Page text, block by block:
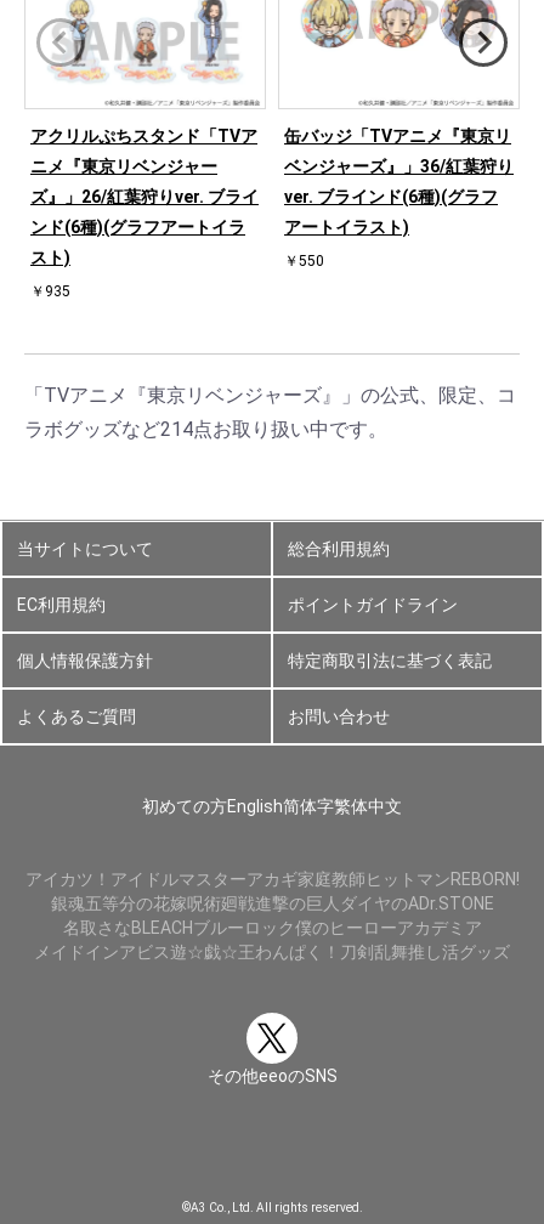
アクリルぷちスタンド「TVア
ニメ『東京リベンジャー
ズ』」26/紅葉狩りver. ブライ
ンド(6種)(グラフアートイラ
スト)
￥935
缶バッジ「TVアニメ『東京リ
ベンジャーズ』」36/紅葉狩り
ver. ブラインド(6種)(グラフ
アートイラスト)
￥550
「TVアニメ『東京リベンジャーズ』」の公式、限定、コ
ラボグッズなど214点お取り扱い中です。
当サイトについて 総合利用規約
EC利用規約 ポイントガイドライン
個人情報保護方針 特定商取引法に基づく表記
よくあるご質問 お問い合わせ
初めての方English简体字繁体中文
アイカツ！ アイドルマスターアカギ家庭教師ヒットマンREBORN!
銀魂五等分の花嫁呪術廻戦進撃の巨人 ダイヤのADr.STONE
名取さなBLEACHブルーロック僕のヒーローアカデミア
メイドインアビス遊☆戯☆王わんぱく！刀剣乱舞推し活グッズ
その他eeoのSNS
©A3 Co., Ltd. All rights reserved.